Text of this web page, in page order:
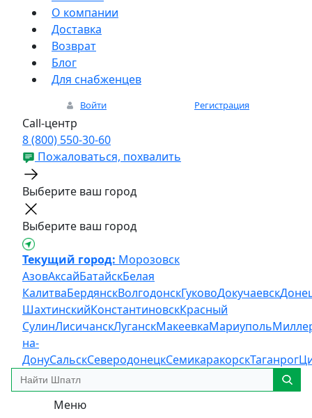
О компании
Доставка
Возврат
Блог
Для снабженцев
Войти Регистрация
Call-центр
8 (800) 550-30-60
Пожаловаться, похвалить
Выберите ваш город
Выберите ваш город
Текущий город: Морозовск
АзовАксайБатайскБелая
КалитваБердянскВолгодонскГуковоДокучаевск
ШахтинскийКонстантиновскКрасный
СулинЛисичанскЛуганскМакеевкаМариуполь
на-
ДонуСальскСеверодонецкСемикаракорскТаганрог
Меню